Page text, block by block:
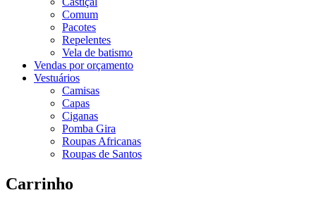
Comum
Pacotes
Repelentes
Vela de batismo
Vendas por orçamento
Vestuários
Camisas
Capas
Ciganas
Pomba Gira
Roupas Africanas
Roupas de Santos
Carrinho